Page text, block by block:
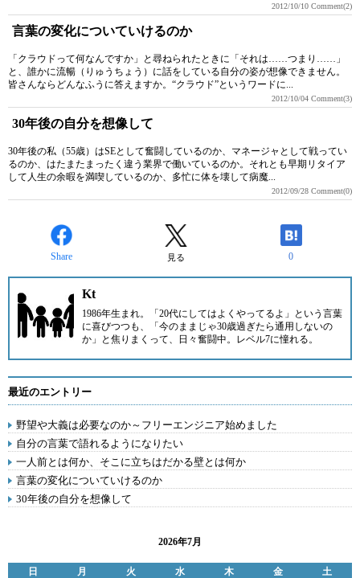
2012/10/10 Comment(2)
言葉の変化についていけるのか
「クラウドって何なんですか」と尋ねられたときに「それは……つまり……」
と、誰かに流暢（りゅうちょう）に話をしている自分の姿が想像できません。
皆さんならどんなふうに答えますか。“クラウド”というワードに...
2012/10/04 Comment(3)
30年後の自分を想像して
30年後の私（55歳）はSEとして奮闘しているのか、マネージャとして戦ってい
るのか、はたまたまったく違う業界で働いているのか。それとも早期リタイア
して人生の余暇を満喫しているのか、多忙に体を壊して病魔...
2012/09/28 Comment(0)
Share 見る 0
Kt
1986年生まれ。「20代にしてはよくやってるよ」という言葉
に喜びつつも、「今のままじゃ30歳過ぎたら通用しないの
か」と焦りまくって、日々奮闘中。レベル7に憧れる。
最近のエントリー
野望や大義は必要なのか～フリーエンジニア始めました
自分の言葉で語れるようになりたい
一人前とは何か、そこに立ちはだかる壁とは何か
言葉の変化についていけるのか
30年後の自分を想像して
2026年7月
日 月 火 水 木 金
土